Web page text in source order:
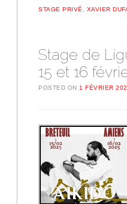
STAGE PRIVÉ, XAVIER
Stage de
15 et 16
POSTED ON 1 FÉVRIER